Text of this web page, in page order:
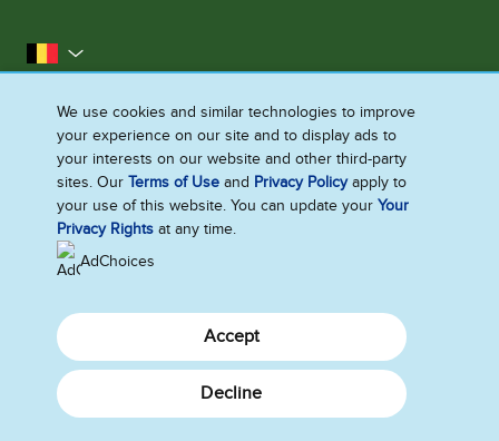
la Belgique
Plan du site
Notice légale
Avis de Confidentialite
Avis relatif aux Cookies
Contactez-nous
Avis de Confidentialite
Paramètres des cookies
We use cookies and similar technologies to improve
your experience on our site and to display ads to
your interests on our website and other third-party
sites. OurTerms of Use and Privacy Policyapply to
your use of this website. You can update yourYour
Privacy Rights at any time.
AdChoices
Decline
Accept